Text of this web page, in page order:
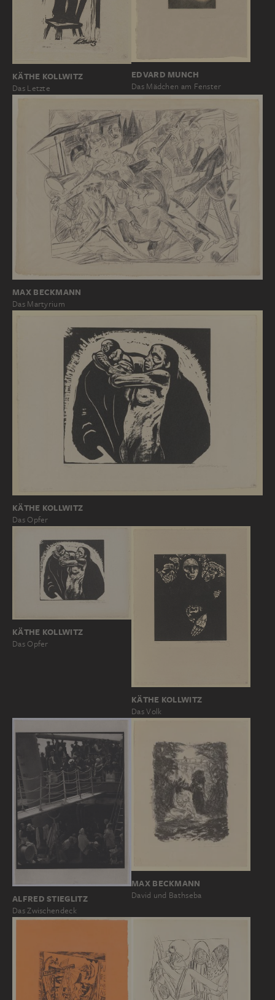
KÄTHE KOLLWITZ
Das Letzte
EDVARD MUNCH
Das Mädchen am Fenster
MAX BECKMANN
Das Martyrium
KÄTHE KOLLWITZ
Das Opfer
KÄTHE KOLLWITZ
Das Opfer
KÄTHE KOLLWITZ
Das Volk
ALFRED STIEGLITZ
Das Zwischendeck
MAX BECKMANN
David und Bathseba